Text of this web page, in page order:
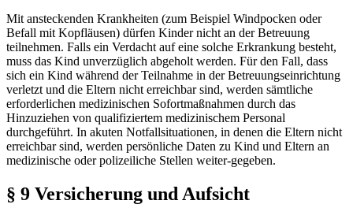
Mit ansteckenden Krankheiten (zum Beispiel Windpocken oder
Befall mit Kopfläusen) dürfen Kinder nicht an der Betreuung
teilnehmen. Falls ein Verdacht auf eine solche Erkrankung besteht,
muss das Kind unverzüglich abgeholt werden. Für den Fall, dass
sich ein Kind während der Teilnahme in der Betreuungseinrichtung
verletzt und die Eltern nicht erreichbar sind, werden sämtliche
erforderlichen medizinischen Sofortmaßnahmen durch das
Hinzuziehen von qualifiziertem medizinischem Personal
durchgeführt. In akuten Notfallsituationen, in denen die Eltern nicht
erreichbar sind, werden persönliche Daten zu Kind und Eltern an
medizinische oder polizeiliche Stellen weiter-gegeben.
§ 9 Versicherung und Aufsicht